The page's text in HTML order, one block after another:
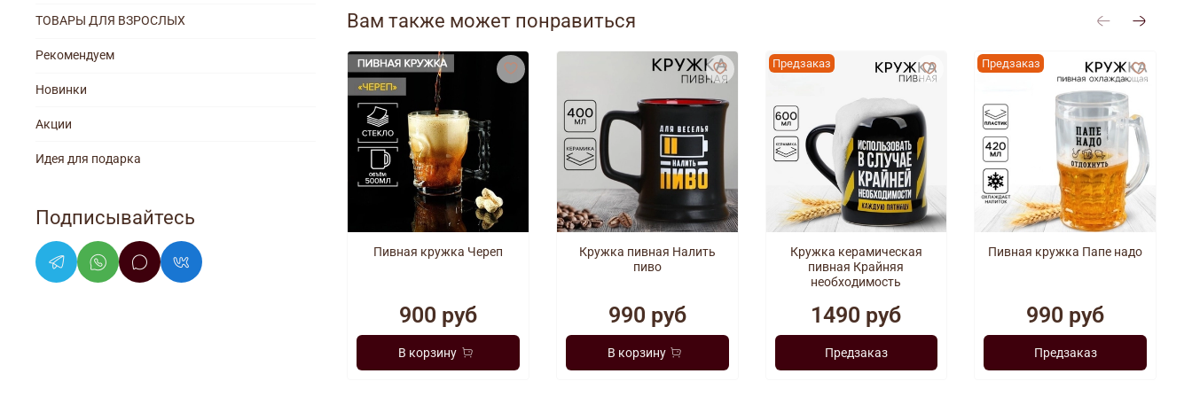
Вам также может понравиться
Пивная кружка Череп
900 руб
В корзину
Кружка пивная Налить
пиво
990 руб
В корзину
Предзаказ
Кружка керамическая
пивная Крайняя
необходимость
1490 руб
Предзаказ
Предзаказ
Пивная кружка Папе надо
990 руб
Предзаказ
ТОВАРЫ ДЛЯ ВЗРОСЛЫХ
Рекомендуем
Новинки
Акции
Идея для подарка
Подписывайтесь